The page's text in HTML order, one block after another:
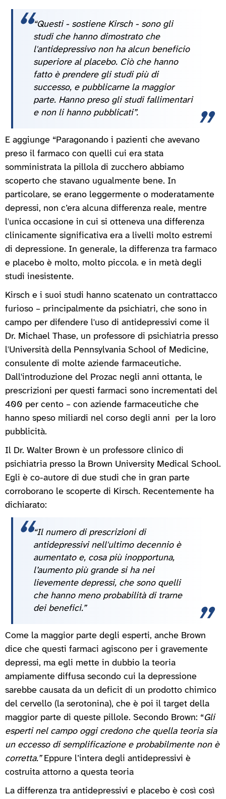
“Questi - sostiene Kirsch - sono gli
studi che hanno dimostrato che
l'antidepressivo non ha alcun beneficio
superiore al placebo. Ciò che hanno
fatto è prendere gli studi più di
successo, e pubblicarne la maggior
parte. Hanno preso gli studi fallimentari
e non li hanno pubblicati”.
E aggiunge “Paragonando i pazienti che avevano
preso il farmaco con quelli cui era stata
somministrata la pillola di zucchero abbiamo
scoperto che stavano ugualmente bene. In
particolare, se erano leggermente o moderatamente
depressi, non c’era alcuna differenza reale, mentre
l'unica occasione in cui si otteneva una differenza
clinicamente significativa era a livelli molto estremi
di depressione. In generale, la differenza tra farmaco
e placebo è molto, molto piccola. e in metà degli
studi inesistente.
Kirsch e i suoi studi hanno scatenato un contrattacco
furioso – principalmente da psichiatri, che sono in
campo per difendere l'uso di antidepressivi come il
Dr. Michael Thase, un professore di psichiatria presso
l'Università della Pennsylvania School of Medicine,
consulente di molte aziende farmaceutiche.
Dall'introduzione del Prozac negli anni ottanta, le
prescrizioni per questi farmaci sono incrementati del
400 per cento – con aziende farmaceutiche che
hanno speso miliardi nel corso degli anni per la loro
pubblicità.
Il Dr. Walter Brown è un professore clinico di
psichiatria presso la Brown University Medical School.
Egli è co-autore di due studi che in gran parte
corroborano le scoperte di Kirsch. Recentemente ha
dichiarato:
“Il numero di prescrizioni di
antidepressivi nell'ultimo decennio è
aumentato e, cosa più inopportuna,
l’aumento più grande si ha nei
lievemente depressi, che sono quelli
che hanno meno probabilità di trarne
dei benefici.”
Come la maggior parte degli esperti, anche Brown
dice che questi farmaci agiscono per i gravemente
depressi, ma egli mette in dubbio la teoria
ampiamente diffusa secondo cui la depressione
sarebbe causata da un deficit di un prodotto chimico
del cervello (la serotonina), che è poi il target della
maggior parte di queste pillole. Secondo Brown: “Gli
esperti nel campo oggi credono che quella teoria sia
un eccesso di semplificazione e probabilmente non è
corretta.”Eppure l’intera degli antidepressivi è
costruita attorno a questa teoria
La differenza tra antidepressivi e placebo è così così